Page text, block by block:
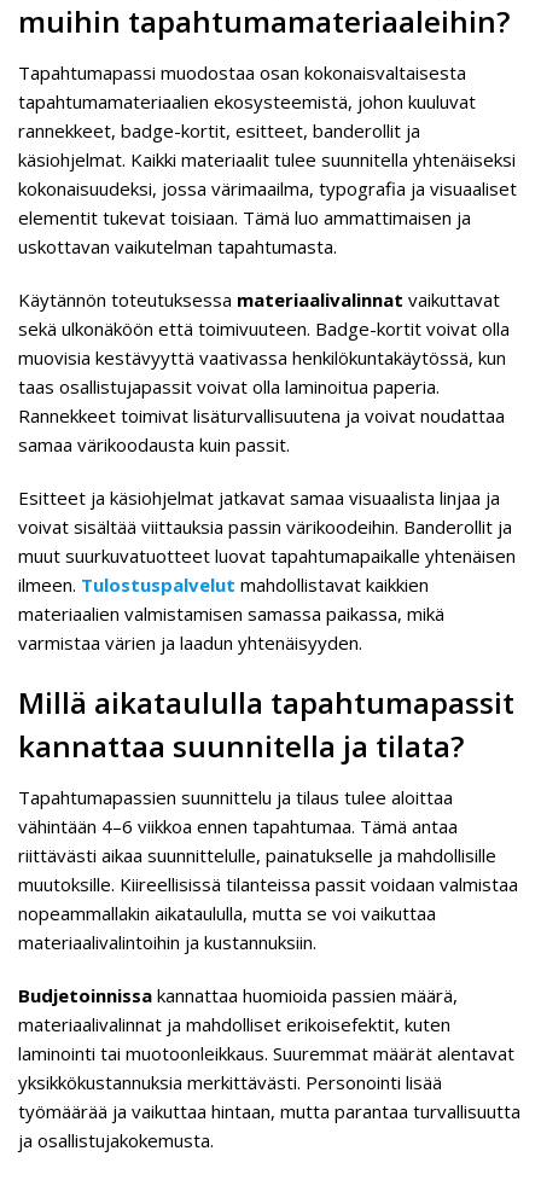
muihin tapahtumamateriaaleihin?
Tapahtumapassi muodostaa osan kokonaisvaltaisesta
tapahtumamateriaalien ekosysteemistä, johon kuuluvat
rannekkeet, badge-kortit, esitteet, banderollit ja
käsiohjelmat. Kaikki materiaalit tulee suunnitella yhtenäiseksi
kokonaisuudeksi, jossa värimaailma, typografia ja visuaaliset
elementit tukevat toisiaan. Tämä luo ammattimaisen ja
uskottavan vaikutelman tapahtumasta.
Käytännön toteutuksessa materiaalivalinnat vaikuttavat
sekä ulkonäköön että toimivuuteen. Badge-kortit voivat olla
muovisia kestävyyttä vaativassa henkilökuntakäytössä, kun
taas osallistujapassit voivat olla laminoitua paperia.
Rannekkeet toimivat lisäturvallisuutena ja voivat noudattaa
samaa värikoodausta kuin passit.
Esitteet ja käsiohjelmat jatkavat samaa visuaalista linjaa ja
voivat sisältää viittauksia passin värikoodeihin. Banderollit ja
muut suurkuvatuotteet luovat tapahtumapaikalle yhtenäisen
ilmeen. Tulostuspalvelut mahdollistavat kaikkien
materiaalien valmistamisen samassa paikassa, mikä
varmistaa värien ja laadun yhtenäisyyden.
Millä aikataululla tapahtumapassit
kannattaa suunnitella ja tilata?
Tapahtumapassien suunnittelu ja tilaus tulee aloittaa
vähintään 4–6 viikkoa ennen tapahtumaa. Tämä antaa
riittävästi aikaa suunnittelulle, painatukselle ja mahdollisille
muutoksille. Kiireellisissä tilanteissa passit voidaan valmistaa
nopeammallakin aikataululla, mutta se voi vaikuttaa
materiaalivalintoihin ja kustannuksiin.
Budjetoinnissa kannattaa huomioida passien määrä,
materiaalivalinnat ja mahdolliset erikoisefektit, kuten
laminointi tai muotoonleikkaus. Suuremmat määrät alentavat
yksikkökustannuksia merkittävästi. Personointi lisää
työmäärää ja vaikuttaa hintaan, mutta parantaa turvallisuutta
ja osallistujakokemusta.